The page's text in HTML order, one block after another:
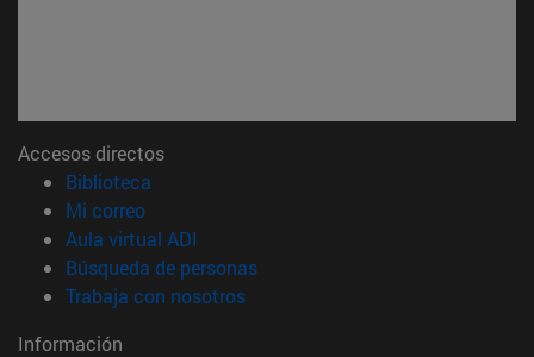
Accesos directos
Biblioteca
Mi correo(abre en nueva ventana)
Aula virtual ADI
Búsqueda de personas(abre en nueva ventana)
Trabaja con nosotros(abre en nueva ventana)
Información